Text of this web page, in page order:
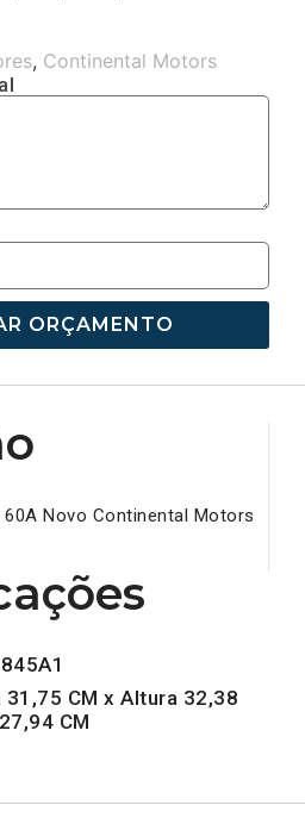
, Continental Motors
ORÇAMENTO
Novo Continental Motors
31,75 CM x Altura 32,38
CM